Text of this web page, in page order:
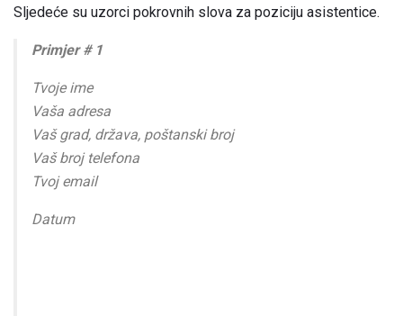
Sljedeće su uzorci pokrovnih slova za poziciju asistentice.
Primjer # 1
Tvoje ime
Vaša adresa
Vaš grad, država, poštanski broj
Vaš broj telefona
Tvoj email
Datum